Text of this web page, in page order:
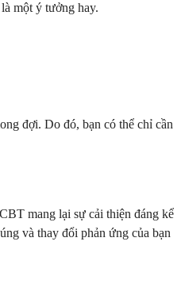
một ý tưởng hay.
đợi. Do đó, bạn có thể chỉ cần
mang lại sự cải thiện đáng kể
và thay đổi phản ứng của bạn